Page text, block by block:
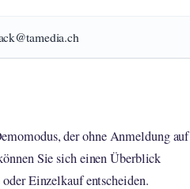
der ohne Anmeldung auf
Sie sich einen Überblick
Einzelkauf entscheiden.